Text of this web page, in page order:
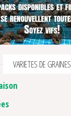
VARIETES DE GRAINES